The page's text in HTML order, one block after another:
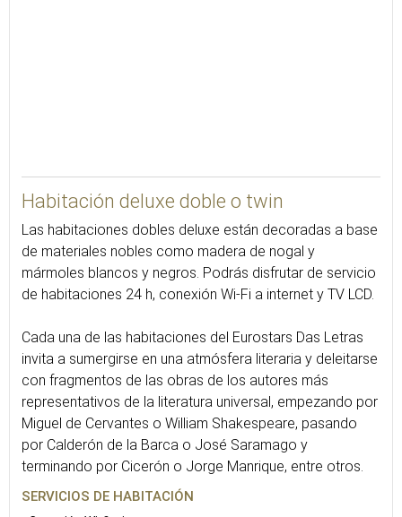
Habitación deluxe doble o twin
Las habitaciones dobles deluxe están decoradas a base
de materiales nobles como madera de nogal y
mármoles blancos y negros. Podrás disfrutar de servicio
de habitaciones 24 h, conexión Wi-Fi a internet y TV LCD.
Cada una de las habitaciones del Eurostars Das Letras
invita a sumergirse en una atmósfera literaria y deleitarse
con fragmentos de las obras de los autores más
representativos de la literatura universal, empezando por
Miguel de Cervantes o William Shakespeare, pasando
por Calderón de la Barca o José Saramago y
terminando por Cicerón o Jorge Manrique, entre otros.
SERVICIOS DE HABITACIÓN